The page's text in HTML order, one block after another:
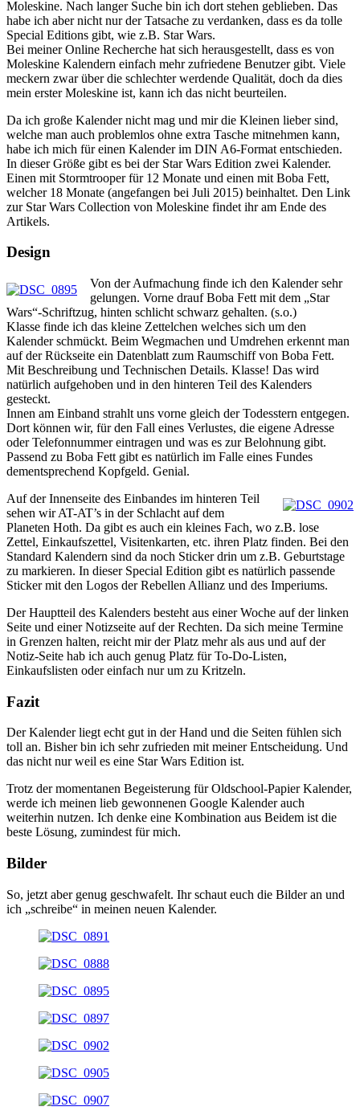
Moleskine. Nach langer Suche bin ich dort stehen geblieben. Das
habe ich aber nicht nur der Tatsache zu verdanken, dass es da tolle
Special Editions gibt, wie z.B. Star Wars.
Bei meiner Online Recherche hat sich herausgestellt, dass es von
Moleskine Kalendern einfach mehr zufriedene Benutzer gibt. Viele
meckern zwar über die schlechter werdende Qualität, doch da dies
mein erster Moleskine ist, kann ich das nicht beurteilen.
Da ich große Kalender nicht mag und mir die Kleinen lieber sind,
welche man auch problemlos ohne extra Tasche mitnehmen kann,
habe ich mich für einen Kalender im DIN A6-Format entschieden.
In dieser Größe gibt es bei der Star Wars Edition zwei Kalender.
Einen mit Stormtrooper für 12 Monate und einen mit Boba Fett,
welcher 18 Monate (angefangen bei Juli 2015) beinhaltet. Den Link
zur Star Wars Collection von Moleskine findet ihr am Ende des
Artikels.
Design
Von der Aufmachung finde ich den Kalender sehr
gelungen. Vorne drauf Boba Fett mit dem „Star
Wars“-Schriftzug, hinten schlicht schwarz gehalten. (s.o.)
Klasse finde ich das kleine Zettelchen welches sich um den
Kalender schmückt. Beim Wegmachen und Umdrehen erkennt man
auf der Rückseite ein Datenblatt zum Raumschiff von Boba Fett.
Mit Beschreibung und Technischen Details. Klasse! Das wird
natürlich aufgehoben und in den hinteren Teil des Kalenders
gesteckt.
Innen am Einband strahlt uns vorne gleich der Todesstern entgegen.
Dort können wir, für den Fall eines Verlustes, die eigene Adresse
oder Telefonnummer eintragen und was es zur Belohnung gibt.
Passend zu Boba Fett gibt es natürlich im Falle eines Fundes
dementsprechend Kopfgeld. Genial.
Auf der Innenseite des Einbandes im hinteren Teil
sehen wir AT-AT’s in der Schlacht auf dem
Planeten Hoth. Da gibt es auch ein kleines Fach, wo z.B. lose
Zettel, Einkaufszettel, Visitenkarten, etc. ihren Platz finden. Bei den
Standard Kalendern sind da noch Sticker drin um z.B. Geburtstage
zu markieren. In dieser Special Edition gibt es natürlich passende
Sticker mit den Logos der Rebellen Allianz und des Imperiums.
Der Hauptteil des Kalenders besteht aus einer Woche auf der linken
Seite und einer Notizseite auf der Rechten. Da sich meine Termine
in Grenzen halten, reicht mir der Platz mehr als aus und auf der
Notiz-Seite hab ich auch genug Platz für To-Do-Listen,
Einkaufslisten oder einfach nur um zu Kritzeln.
Fazit
Der Kalender liegt echt gut in der Hand und die Seiten fühlen sich
toll an. Bisher bin ich sehr zufrieden mit meiner Entscheidung. Und
das nicht nur weil es eine Star Wars Edition ist.
Trotz der momentanen Begeisterung für Oldschool-Papier Kalender,
werde ich meinen lieb gewonnenen Google Kalender auch
weiterhin nutzen. Ich denke eine Kombination aus Beidem ist die
beste Lösung, zumindest für mich.
Bilder
So, jetzt aber genug geschwafelt. Ihr schaut euch die Bilder an und
ich „schreibe“ in meinen neuen Kalender.